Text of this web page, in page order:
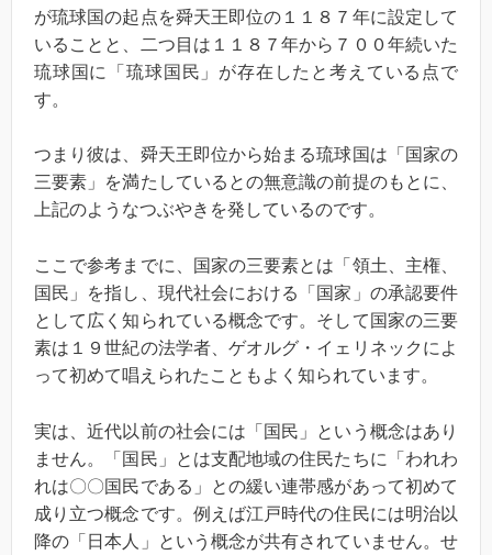
が琉球国の起点を舜天王即位の１１８７年に設定して
いることと、二つ目は１１８７年から７００年続いた
琉球国に「琉球国民」が存在したと考えている点で
す。
つまり彼は、舜天王即位から始まる琉球国は「国家の
三要素」を満たしているとの無意識の前提のもとに、
上記のようなつぶやきを発しているのです。
ここで参考までに、国家の三要素とは「領土、主権、
国民」を指し、現代社会における「国家」の承認要件
として広く知られている概念です。そして国家の三要
素は１９世紀の法学者、ゲオルグ・イェリネックによ
って初めて唱えられたこともよく知られています。
実は、近代以前の社会には「国民」という概念はあり
ません。「国民」とは支配地域の住民たちに「われわ
れは〇〇国民である」との緩い連帯感があって初めて
成り立つ概念です。例えば江戸時代の住民には明治以
降の「日本人」という概念が共有されていません。せ